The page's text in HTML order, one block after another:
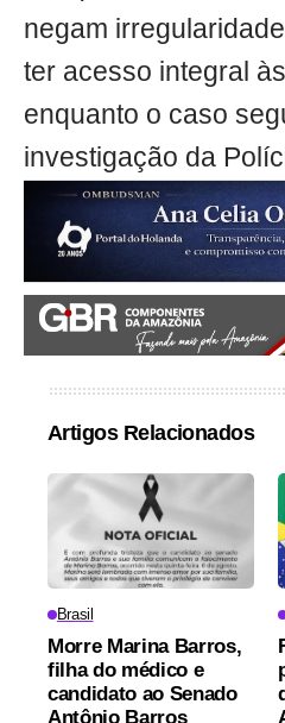
negam
ter acesso integral
enquanto o caso
investigação da
Artigos Relacionados
Brasil
Morre Marina Barros,
filha do médico e
candidato ao Senado
Antônio Barros